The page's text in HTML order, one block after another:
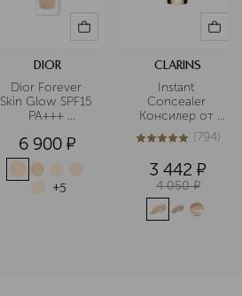
DIOR
Dior Forever
Skin Glow SPF15
PA+++
для лица с
сияющим
финишем
6 900 ¤
+5
CLARINS
Instant
Concealer
Консилер от
темных кругов
моментального
5из 5794 (794)
3 442 ¤
4 050 ¤